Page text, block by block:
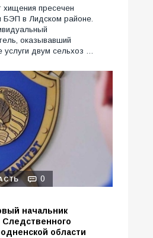
хищения пресечен
БЭП в Лидском районе.
оказывавший
услуги двум сельхоз …
0
начальник
области